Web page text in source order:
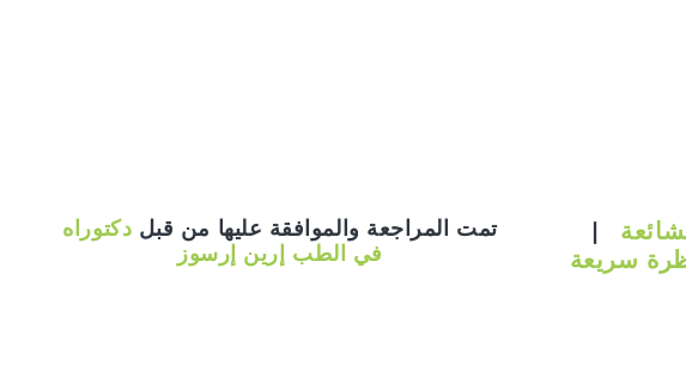
|
سريعة
تمت المراجعة والموافقة عليها من قبل دكتوراه
في الطب إرين إرسوز